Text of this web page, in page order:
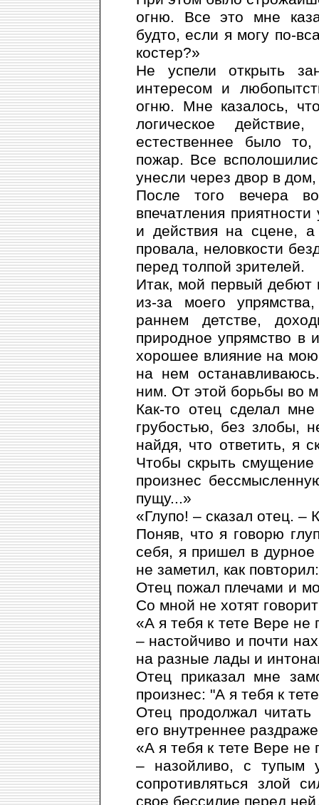
огню. Все это мне
будто, если я могу по-
костер?»
Не успели открыть
интересом и
огню. Мне казалось,
логическое
естественнее было
пожар. Все
унесли через двор в
После того вечера
впечатления
и действия на сцене,
провала, неловкости
перед толпой зрителей.
Итак, мой первый дебют
из-за моего
раннем детстве,
природное упрямство в
хорошее влияние на мою
на нем
ним. От этой борьбы во
Как-то отец сделал
грубостью, без злобы,
найдя, что ответить, я
Чтобы скрыть
произнес
пущу...»
«Глупо! – сказал отец.
Поняв, что я говорю
себя, я пришел в дурное
не заметил, как
Отец пожал плечами и
Со мной не хотят
«А я тебя к тете Вере
– настойчиво и почти
на разные лады и
Отец приказал мне
произнес: "А я тебя к
Отец продолжал читать
его внутреннее
«А я тебя к тете Вере
– назойливо, с тупым
сопротивляться злой